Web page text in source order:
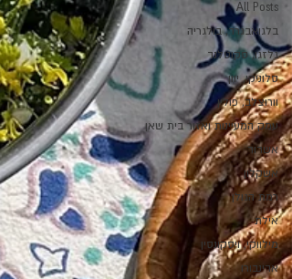
All Posts
בלגואבגרד, בולגריה
גלזגו, סקוטלנד
סלוניקי, יוון
וורוצלב, פולין
עמק המעיינות ואזור בית שאן
אשדוד
אשקלון
רמת הגולן
אילת
מילווקי, ויסקונסין
אדינבורו